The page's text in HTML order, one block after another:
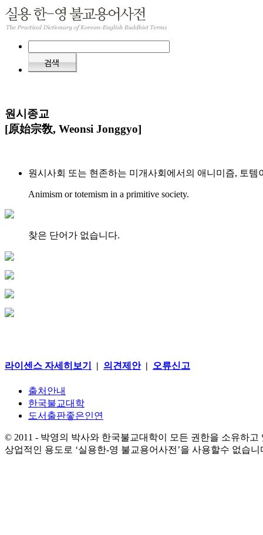
원시종교
[原始宗敎, Weonsi Jonggyo]
원시사회 또는 현존하는 미개사회에서의 애니미즘, 토템
Animism or totemism in a primitive society.
찾은 단어가 없습니다.
라이센스 자세히보기 | 의견제안| 오류신고
출처안내
한국불교대학
도서출판좋은인연
© 2011 - 박영의 박사와 한국불교대학이 모든 권한을 소유하고
상업적인 용도로 ‘실용한-영 불교용어사전’을 사용할수 없습니